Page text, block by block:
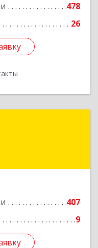
478
26
407
9
Смоленск г, Ново-